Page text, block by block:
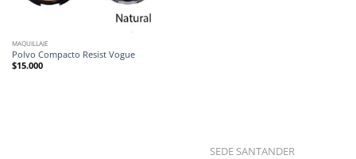
MAQUILLAJE
Polvo Compacto Resist Vogue
$15.000
SEDE SANTANDER